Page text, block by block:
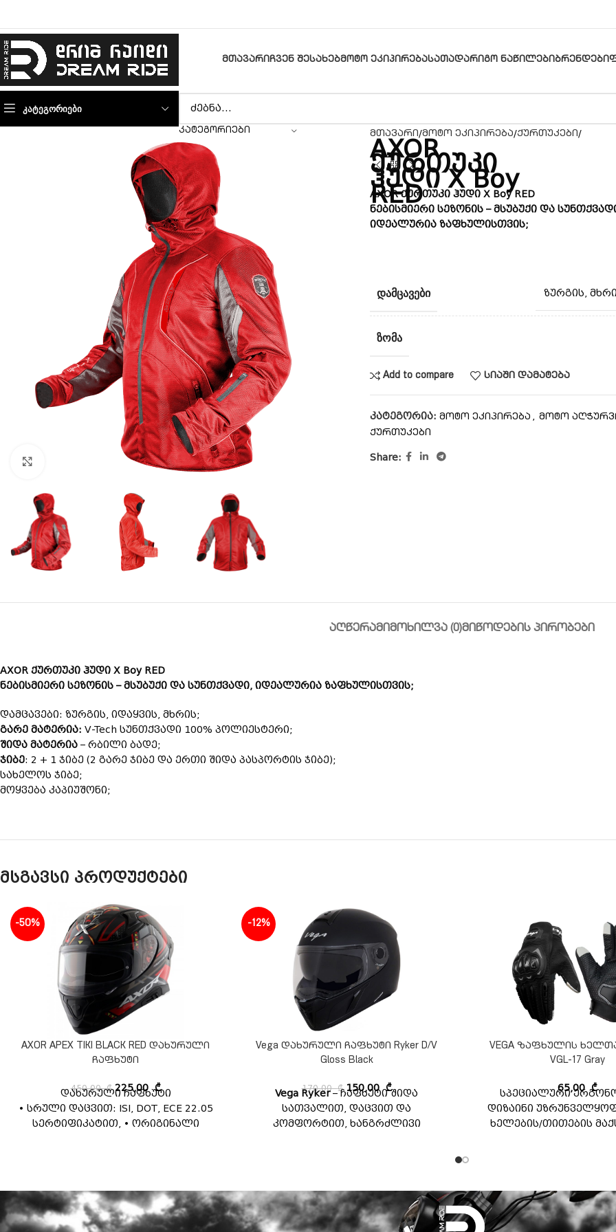
ᲛᲗᲐᲕᲐᲠᲘ ᲩᲕᲔᲜ ᲨᲔᲡᲐᲮᲔᲑᲛᲝᲢᲝ ᲔᲙᲘᲞᲘᲠᲔᲑᲐᲡᲐᲗᲐᲓᲐᲠᲘᲒᲝ ᲜᲐᲬᲘᲚᲔᲑᲘ ᲑᲠᲔᲜᲓᲔᲑᲘ
ᲙᲐᲢᲔᲒᲝᲠᲘᲔᲑᲘ
ᲙᲐᲢᲔᲒᲝᲠᲘᲔᲑᲘ მთავარი მოტო ეკიპირება ქურთუკები
AXOR
ქურთუკი
ჰუდი X Boy
RED
AXOR ქურთუკი ჰუდი X Boy RED
ნებისმიერი სეზონის – მსუბუქი და
იდეალურია ზაფხულისთვის;
ᲓᲐᲛᲪᲐᲕᲔᲑᲘ ზურგის,
ᲖᲝᲛᲐ
Add to compare სიაში დამატება
კატეგორია: მოტო ეკიპირება , მოტო
ქურთუკები
Share:
ᲐᲦᲬᲔᲠᲐᲛᲘᲛᲝᲮᲘᲚᲕᲐ (0)ᲛᲘᲬᲝᲓᲔᲑᲘᲡ ᲞᲘᲠᲝᲑᲔᲑᲘ
AXOR ქურთუკი ჰუდი X Boy RED
ნებისმიერი სეზონის – მსუბუქი და სუნთქვადი, იდეალურია ზაფხულისთვის;
დამცავები: ზურგის, იდაყვის, მხრის;
გარე მატერია: V-Tech სუნთქვადი 100% პოლიესტერი;
შიდა მატერია – რბილი ბადე;
ჯიბე: 2 + 1 ჯიბე (2 გარე ჯიბე და ერთი შიდა პასპორტის ჯიბე);
სახელოს ჯიბე;
მოყვება კაპიუშონი;
მსგავსი პროდუქტები
-50%
AXOR APEX TIKI BLACK RED დახურული
ჩაფხუტი
450,00₾ 225,00₾
დახურული ჩაფხუტი
• სრული დაცვით: ISI, DOT, ECE 22.05
სერტიფიკატით, • ორიგინალი
მოხსნადი და რეცხვადი შიდა
ბალიშებით • ცალკე
ხელმისაწვდომია ამავე მოდელის
-12%
Vega დახურული ჩაფხუტი Ryker D/V
Gloss Black
170,00₾ 150,00₾
Vega Ryker– ჩაფხუტი შიდა
სათვალით, დაცვით და
კომფორტით, ხანგრძლივი
VEGA ზაფხულის
VGL-17 Gray
65,00₾
სპეციალური
დიზაინი
ხელების/თითების